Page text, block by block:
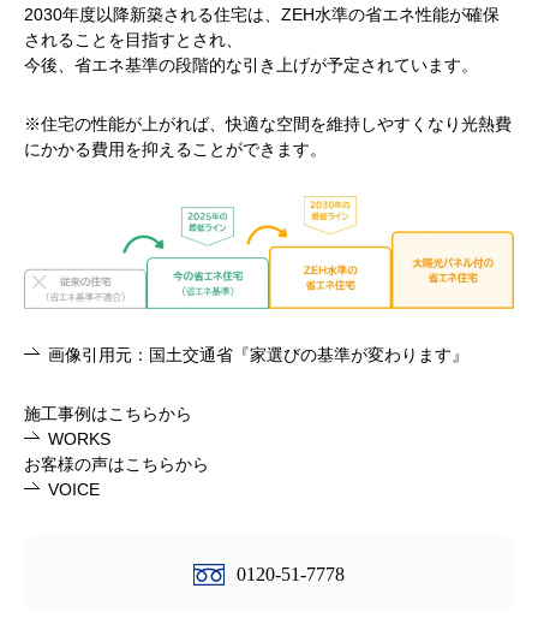
2030年度以降新築される住宅は、ZEH水準の省エネ性能が確保
されることを目指すとされ、
今後、省エネ基準の段階的な引き上げが予定されています。
※住宅の性能が上がれば、快適な空間を維持しやすくなり光熱費
にかかる費用を抑えることができます。
画像引用元：国土交通省『家選びの基準が変わります』
施工事例はこちらから
WORKS
お客様の声はこちらから
VOICE
0120-51-7778